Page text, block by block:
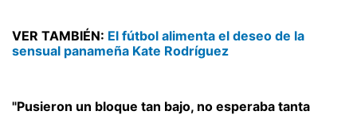
VER TAMBIÉN: El fútbol alimenta el deseo de la
sensual panameña Kate Rodríguez
"Pusieron un bloque tan bajo, no esperaba tanta